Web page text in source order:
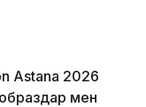
Astana 2026
образдар мен